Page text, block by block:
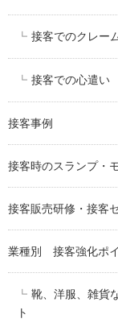
接客でのクレー
接客での心遣い
接客事例
接客時のスランプ・
接客販売研修・接客
業種別 接客強化ポ
靴、洋服、雑貨
ト